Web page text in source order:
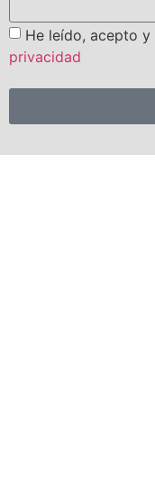
He leído, acepto
privacidad